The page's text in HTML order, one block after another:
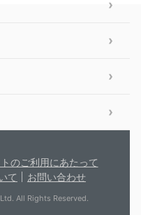
のご利用にあたって
て
お問い合わせ
All Rights Reserved.